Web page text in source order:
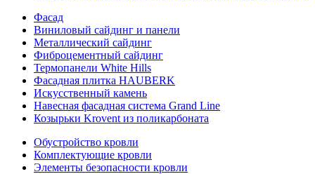
Фасад
Виниловый сайдинг и панели
Металлический сайдинг
Фиброцементный сайдинг
Термопанели White Hills
Фасадная плитка HAUBERK
Искусственный камень
Навесная фасадная система Grand Line
Козырьки Krovent из поликарбоната
Обустройство кровли
Комплектующие кровли
Элементы безопасности кровли